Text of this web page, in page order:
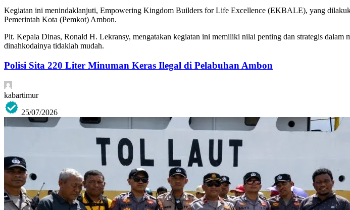
Kegiatan ini menindaklanjuti, Empowering Kingdom Builders for Life Excellence (EKBALE), yang
Pemerintah Kota (Pemkot) Ambon.
Plt. Kepala Dinas, Ronald H. Lekransy, mengatakan kegiatan ini memiliki nilai penting dan strategis
dinahkodainya tidaklah mudah.
Polisi Sita 220 Liter Minuman Keras Ilegal di Pelabuhan Ambon
kabartimur
25/07/2026